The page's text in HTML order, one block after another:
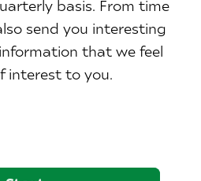
basis. From time
send you interesting
that we feel
interest to you.